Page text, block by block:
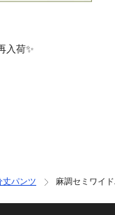
入荷✨
丈パンツ 麻調セミワイ